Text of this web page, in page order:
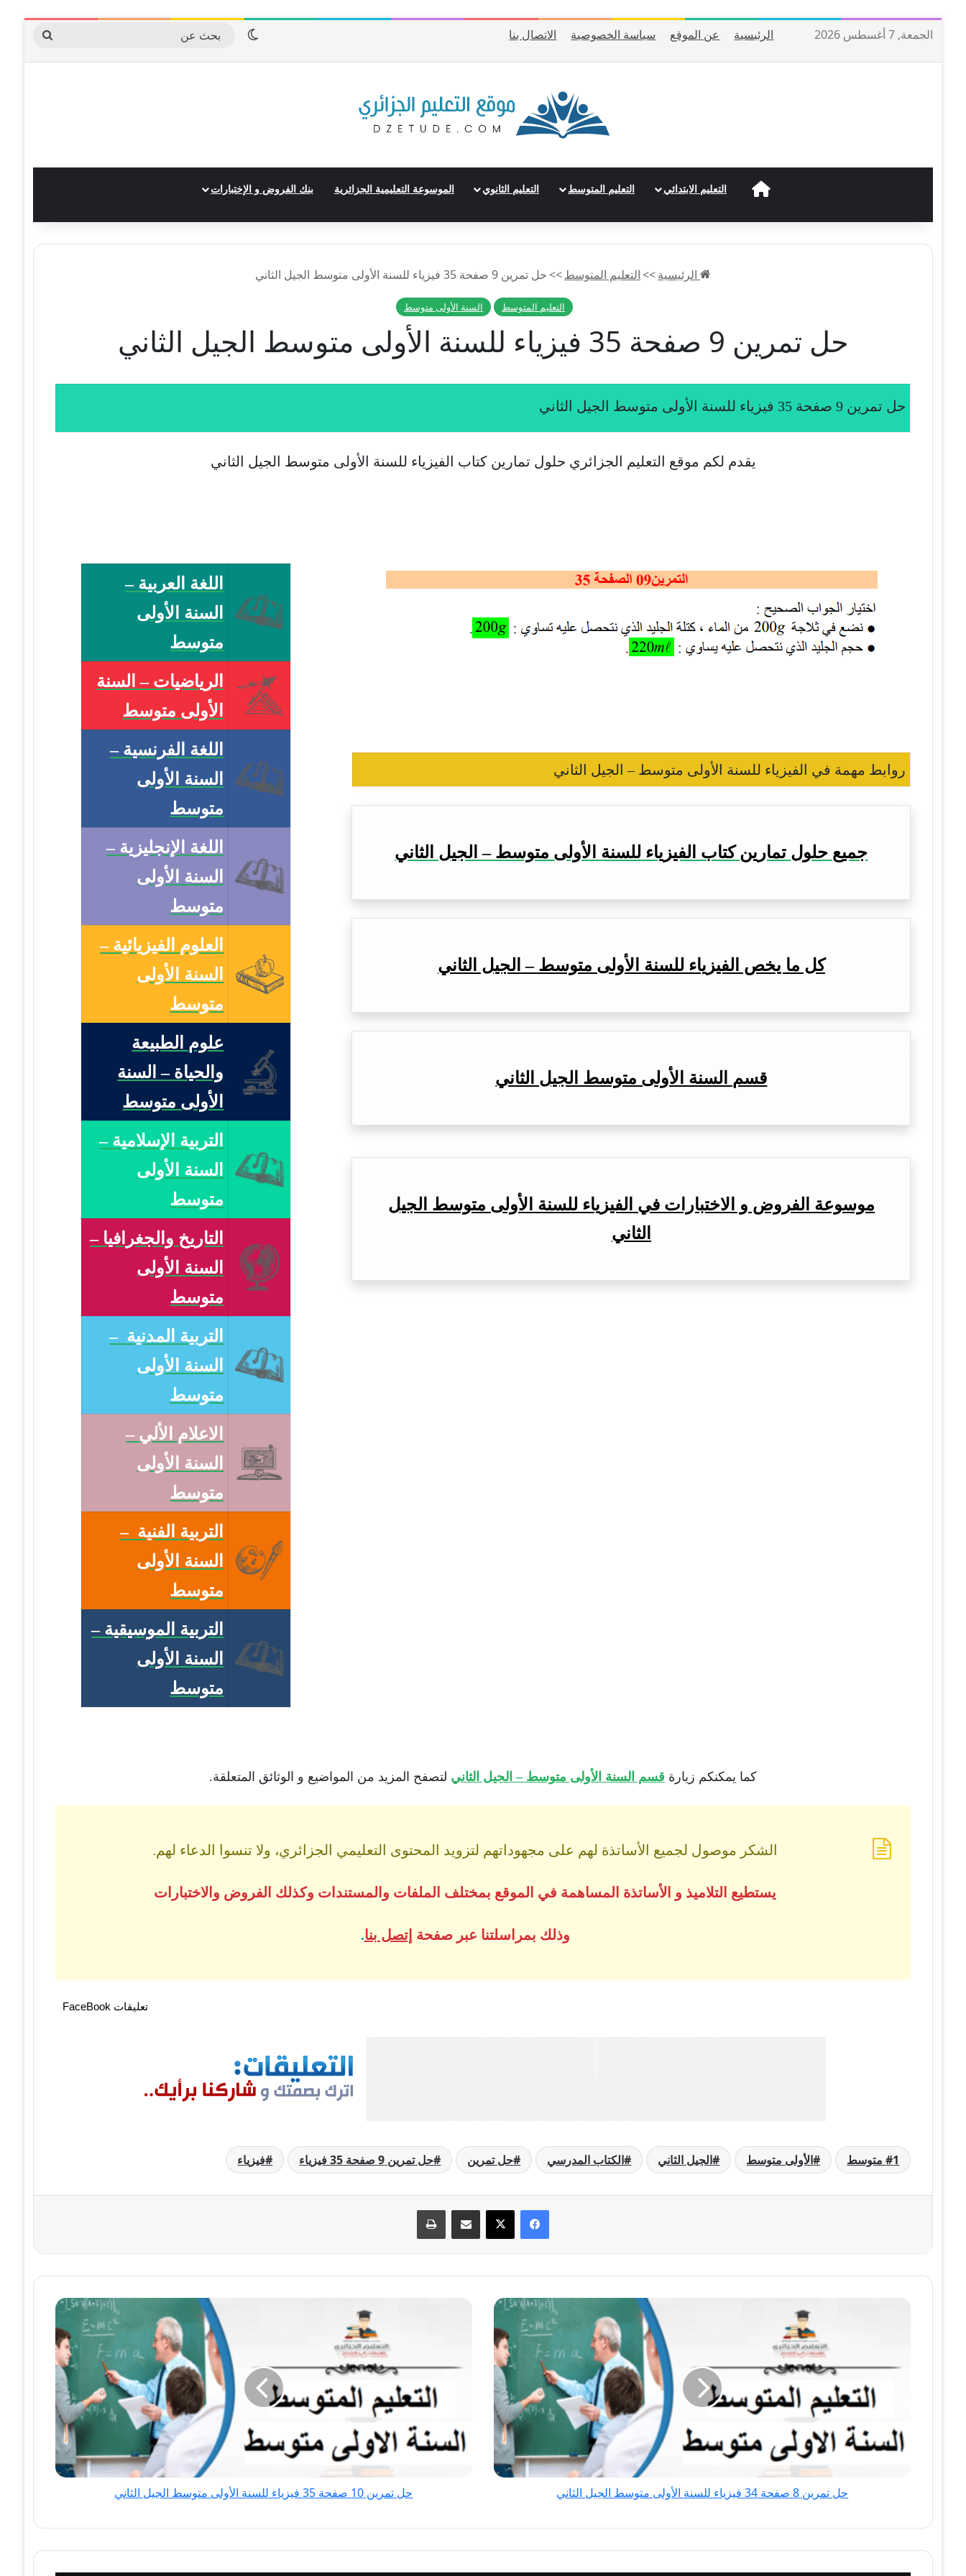
الجمعة, 7 أغسطس 2026 الرئيسية عن الموقع سياسة الخصوصية الاتصال بنا الوضع المظلم
بحث
عن
الرئيسيةالتعليم الابتدائي التعليم المتوسط التعليم الثانوي الموسوعة التعليمية الجزائرية بنك الفروض و الإختبارات
الرئيسية>>التعليم المتوسط>>حل تمرين 9 صفحة 35 فيزياء للسنة الأولى متوسط الجيل الثاني
التعليم المتوسط السنة الأولى متوسط
حل تمرين 9 صفحة 35 فيزياء للسنة الأولى متوسط الجيل الثاني
حل تمرين 9 صفحة 35 فيزياء للسنة الأولى متوسط الجيل الثاني
يقدم لكم موقع التعليم الجزائري حلول تمارين كتاب الفيزياء للسنة الأولى متوسط الجيل الثاني
روابط مهمة في الفيزياء للسنة الأولى متوسط – الجيل الثاني
جميع حلول تمارين كتاب الفيزياء للسنة الأولى متوسط – الجيل الثاني
كل ما يخص الفيزياء للسنة الأولى متوسط – الجيل الثاني
قسم السنة الأولى متوسط الجيل الثاني
موسوعة الفروض و الاختبارات في الفيزياء للسنة الأولى متوسط الجيل
الثاني
اللغة العربية –
السنة الأولى
متوسط
الرياضيات – السنة
الأولى متوسط
اللغة الفرنسية –
السنة الأولى
متوسط
اللغة الإنجليزية –
السنة الأولى
متوسط
العلوم الفيزيائية –
السنة الأولى
متوسط
علوم الطبيعة
والحياة – السنة
الأولى متوسط
التربية الإسلامية –
السنة الأولى
متوسط
التاريخ والجغرافيا –
السنة الأولى
متوسط
التربية المدنية –
السنة الأولى
متوسط
الاعلام الألي –
السنة الأولى
متوسط
التربية الفنية –
السنة الأولى
متوسط
التربية الموسيقية –
السنة الأولى
متوسط
كما يمكنكم زيارة قسم السنة الأولى متوسط – الجيل الثاني لتصفح المزيد من المواضيع و الوثائق المتعلقة.
الشكر موصول لجميع الأساتذة لهم على مجهوداتهم لتزويد المحتوى التعليمي الجزائري، ولا تنسوا الدعاء لهم.
يستطيع التلاميذ و الأساتذة المساهمة في الموقع بمختلف الملفات والمستندات وكذلك الفروض والاختبارات
وذلك بمراسلتنا عبر صفحة إتصل بنا.
تعليقات FaceBook
1 متوسط الأولى متوسط الجيل الثاني الكتاب المدرسي حل تمرين حل تمرين 9 صفحة 35 فيزياء فيزياء
فيسبوك
‫X مشاركة عبر البريد طباعة
الأولى
متوسط
حل تمرين 8 صفحة 34 فيزياء للسنة الأولى متوسط الجيل الثاني
الأولى
متوسط
حل تمرين 10 صفحة 35 فيزياء للسنة الأولى متوسط الجيل الثاني